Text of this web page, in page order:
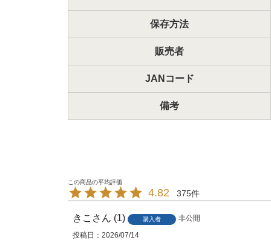
保存方法
販売者
JANコード
備考
4.82 375
きこ 1 購入者
非公開
投稿日
2026/07/14